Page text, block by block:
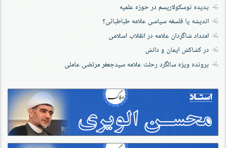
پدیده نوسکولاریسم در حوزه علمیه
اندیشه یا فلسفه سیاسی علامه طباطبائی؟
امتداد شاگردان علامه در انقلاب اسلامی
در کشاکش ایمان و دانش
پرونده‌ ویژه سالگرد رحلت علامه سیدجعفر مرتضی عاملی